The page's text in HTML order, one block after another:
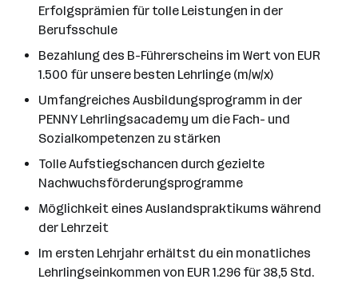
Erfolgsprämien für tolle Leistungen in der
Berufsschule
Bezahlung des B-Führerscheins im Wert von EUR
1.500 für unsere besten Lehrlinge (m/w/x)
Umfangreiches Ausbildungsprogramm in der
PENNY Lehrlingsacademy um die Fach- und
Sozialkompetenzen zu stärken
Tolle Aufstiegschancen durch gezielte
Nachwuchsförderungsprogramme
Möglichkeit eines Auslandspraktikums während
der Lehrzeit
Im ersten Lehrjahr erhältst du ein monatliches
Lehrlingseinkommen von EUR 1.296 für 38,5 Std.